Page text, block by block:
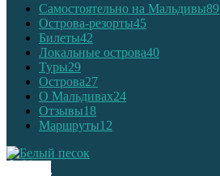
Самостоятельно на Мальдивы89
Острова-резорты45
Билеты42
Локальные острова40
Туры29
Острова27
О Мальдивах24
Отзывы18
Маршруты12